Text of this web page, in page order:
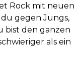
Rock mit neuen
gegen Jungs,
bist den ganzen
als ein